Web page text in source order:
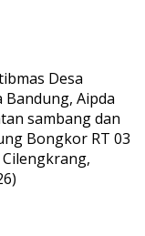
Desa
Aipda
sambang dan
Bongkor RT 03
Cilengkrang,